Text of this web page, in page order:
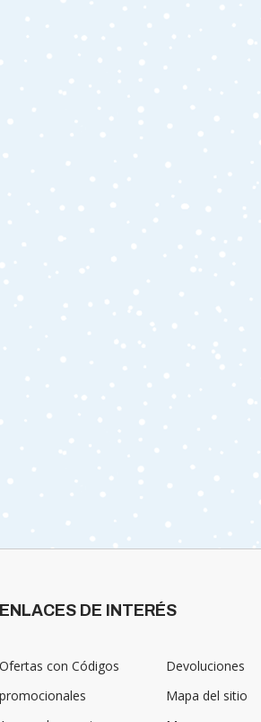
ENLACES DE INTERÉS
Ofertas con Códigos
promocionales
Devoluciones
Mapa del sitio